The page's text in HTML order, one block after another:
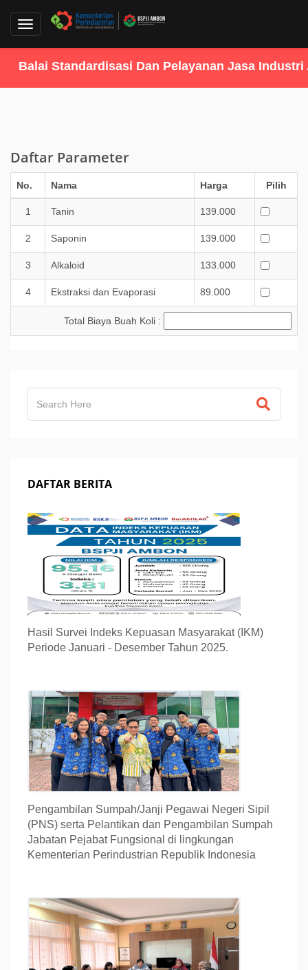
Toggle
Standardisasi Dan Pelayanan Jasa Industri
Daftar Parameter
No. Nama Harga Pilih
1 Tanin 139.000
2 Saponin 139.000
3 Alkaloid 133.000
4 Ekstraksi dan Evaporasi 89.000
Total Biaya Buah Koli :
DAFTAR BERITA
Hasil Survei Indeks Kepuasan Masyarakat (IKM)
Periode Januari - Desember Tahun 2025.
Pengambilan Sumpah/Janji Pegawai Negeri Sipil
(PNS) serta Pelantikan dan Pengambilan Sumpah
Jabatan Pejabat Fungsional di lingkungan
Kementerian Perindustrian Republik Indonesia